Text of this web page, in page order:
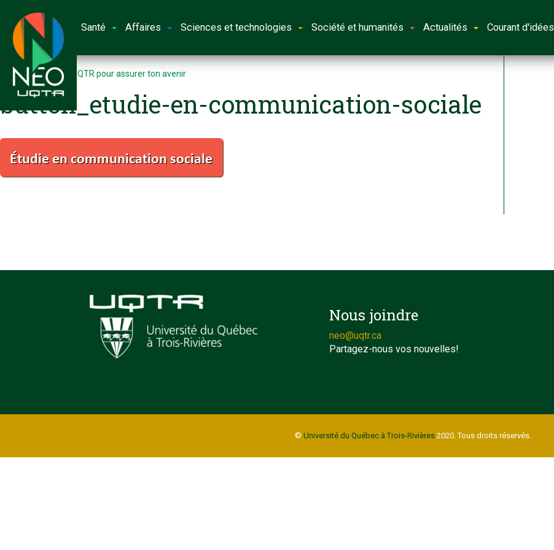
Santé Affaires Sciences et technologies Société et humanités Actualités Courant d'idées
Accueil Choisir l’UQTR pour assurer ton avenir
button_etudie-en-communication-sociale
Nous joindre
neo@uqtr.ca
Partagez-nous vos nouvelles!
© Université du Québec à Trois-Rivières2020. Tous droits réservés.